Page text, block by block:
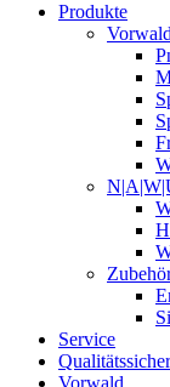
Produkte
Service
Vorwald